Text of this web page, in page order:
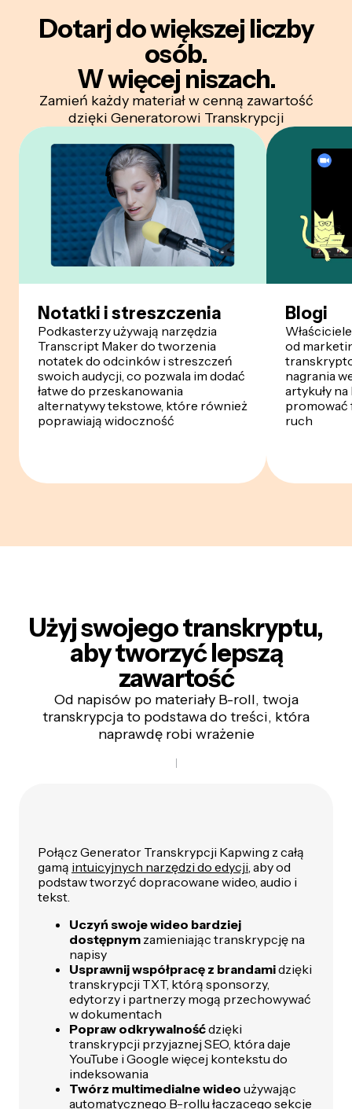
Dotarj do większej liczby
osób.
W więcej niszach.
Zamień każdy materiał w cenną zawartość
dzięki Generatorowi Transkrypcji
Notatki i streszczenia
Podkasterzy używają narzędzia
Transcript Maker do tworzenia
notatek do odcinków i streszczeń
swoich audycji, co pozwala im dodać
łatwe do przeskanowania
alternatywy tekstowe, które również
poprawiają widoczność
Blogi
od
nagrania
artykuły
promować
ruch
Użyj swojego transkryptu,
abytworzyć lepszą
zawartość
Od napisów po materiały B-roll, twoja
transkrypcja to podstawa do treści, która
naprawdę robi wrażenie
Połącz Generator Transkrypcji Kapwing z całą
gamą intuicyjnych narzędzi do edycji , aby od
podstaw tworzyć dopracowane wideo, audio i
tekst.
Uczyń swoje wideo bardziej
dostępnym zamieniając transkrypcję na
napisy
Usprawnij współpracę z brandamidzięki
transkrypcji TXT, którą sponsorzy,
edytorzy i partnerzy mogą przechowywać
w dokumentach
Popraw odkrywalnośćdzięki
transkrypcji przyjaznej SEO, która daje
YouTube i Google więcej kontekstu do
indeksowania
Twórz multimedialne wideo używając
automatycznego B-rollu łączącego sekcje